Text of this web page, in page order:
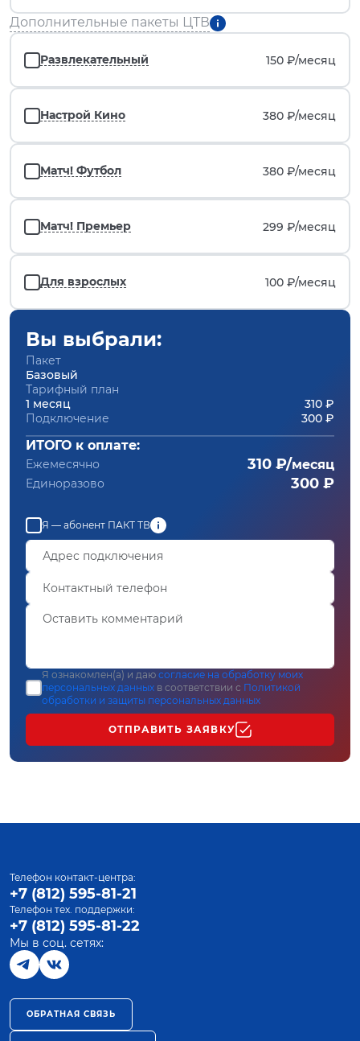
Дополнительные пакеты ЦТВ
Развлекательный 150 ₽/месяц
Настрой Кино 380 ₽/месяц
Матч! Футбол 380 ₽/месяц
Матч! Премьер 299 ₽/месяц
Для взрослых 100 ₽/месяц
Вы выбрали:
Пакет
Базовый
Тарифный план
1 месяц
310 ₽
Подключение
300 ₽
ИТОГО к оплате:
Ежемесячно 310 ₽/месяц
Единоразово 300 ₽
Я — абонент ПАКТ ТВ
Я ознакомлен(а) и даю согласие на обработку моих
персональных данных в соответствии с Политикой
обработки и защиты персональных данных
ОТПРАВИТЬ ЗАЯВКУ
Телефон контакт-центра:
+7 (812) 595-81-21
Телефон тех. поддержки:
+7 (812) 595-81-22
Мы в соц. сетях:
ОБРАТНАЯ СВЯЗЬ